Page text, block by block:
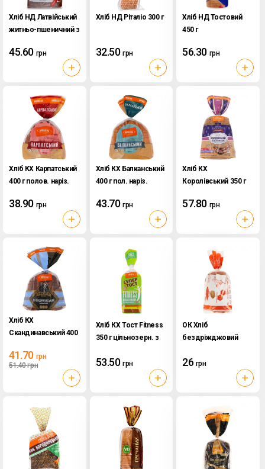
Хліб НД Латвійський
житньо-пшеничний з
45.60 грн
Хліб НД Ріталіо 300 г
32.50 грн
Хліб НД Тостовий
450 г
56.30 грн
Хліб КХ Карпатський
400 г полов. наріз.
38.90 грн
Хліб КХ Балканський
400 г пол. наріз.
43.70 грн
Хліб КХ
Королівський 350 г
мультизлаковий
57.80 грн
Хліб КХ
Скандинавський 400
41.70 грн
51.40грн
Хліб КХ Тост Fitness
350 г цільнозерн. з
53.50 грн
ОК Хліб
бездріжджовий
26 грн